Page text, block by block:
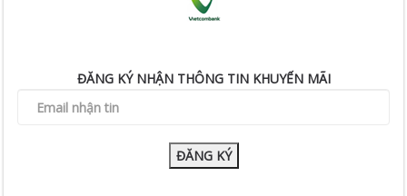
ĐĂNG KÝ NHẬN THÔNG TIN KHUYẾN MÃI
ĐĂNG KÝ